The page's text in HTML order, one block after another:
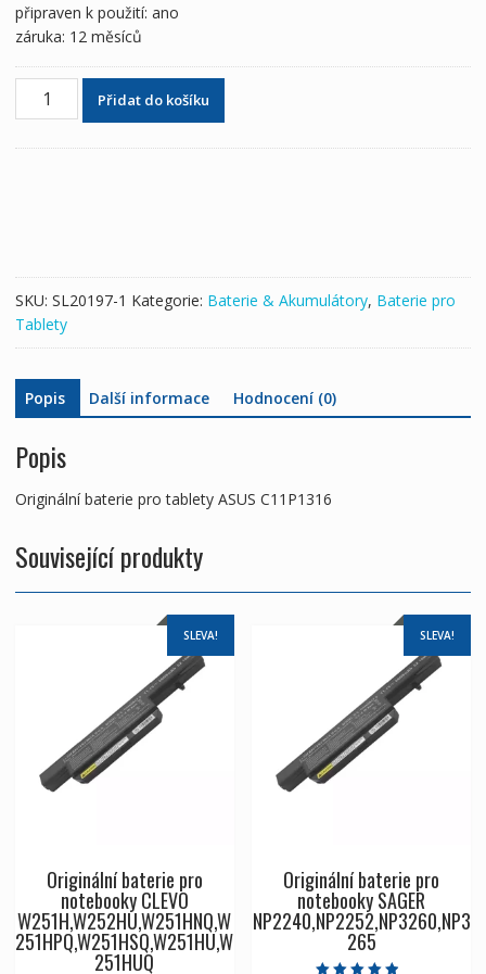
připraven k použití: ano
záruka: 12 měsíců
Originální
baterie
Přidat do košíku
SKU: SL20197-1 Kategorie: Baterie & Akumulátory, Baterie pro
Tablety
Popis Další informace Hodnocení (0)
Popis
Originální baterie pro tablety ASUS C11P1316
Související produkty
SLEVA!
Originální baterie pro
notebooky CLEVO
W251H,W252HU,W251HNQ,W
251HPQ,W251HSQ,W251HU,W
251HUQ
SLEVA!
Originální baterie pro
notebooky SAGER
NP2240,NP2252,NP3260,NP3
265